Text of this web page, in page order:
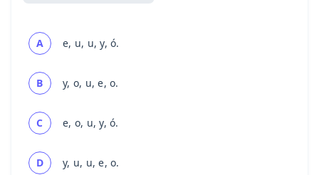
A e, u, u, y, ó.
B y, o, u, e, o.
C e, o, u, y, ó.
D y, u, u, e, o.